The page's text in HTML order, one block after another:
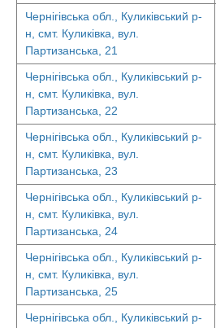
Чернігівська обл., Куликівський р-
н, смт. Куликівка, вул.
Партизанська, 21
Чернігівська обл., Куликівський р-
н, смт. Куликівка, вул.
Партизанська, 22
Чернігівська обл., Куликівський р-
н, смт. Куликівка, вул.
Партизанська, 23
Чернігівська обл., Куликівський р-
н, смт. Куликівка, вул.
Партизанська, 24
Чернігівська обл., Куликівський р-
н, смт. Куликівка, вул.
Партизанська, 25
Чернігівська обл., Куликівський р-